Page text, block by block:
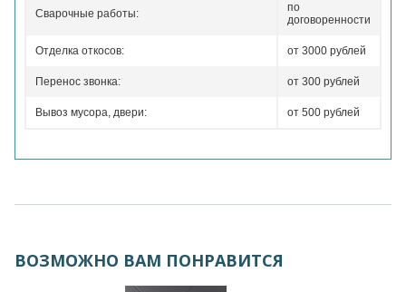
Сварочные работы:
по
договоренности
Отделка откосов: от 3000 рублей
Перенос звонка: от 300 рублей
Вывоз мусора, двери: от 500 рублей
ВОЗМОЖНО ВАМ ПОНРАВИТСЯ